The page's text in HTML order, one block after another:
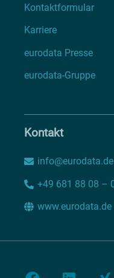
Kontaktformular
Karriere
eurodata Presse
eurodata-Gruppe
Kontakt
info@eurodata.de
+49 681 88 08 –
www.eurodata.de